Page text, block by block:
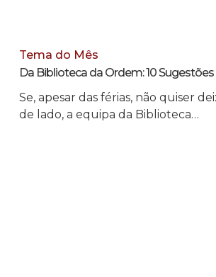
Tema do Mês
Da Biblioteca da Ordem: 10
Se, apesar das férias, não quiser
de lado, a equipa da Biblioteca…